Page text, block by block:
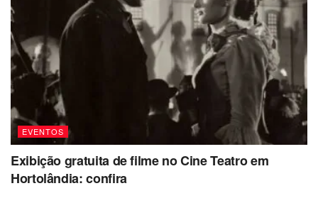
EVENTOS
Exibição gratuita de filme no Cine Teatro em
Hortolândia: confira